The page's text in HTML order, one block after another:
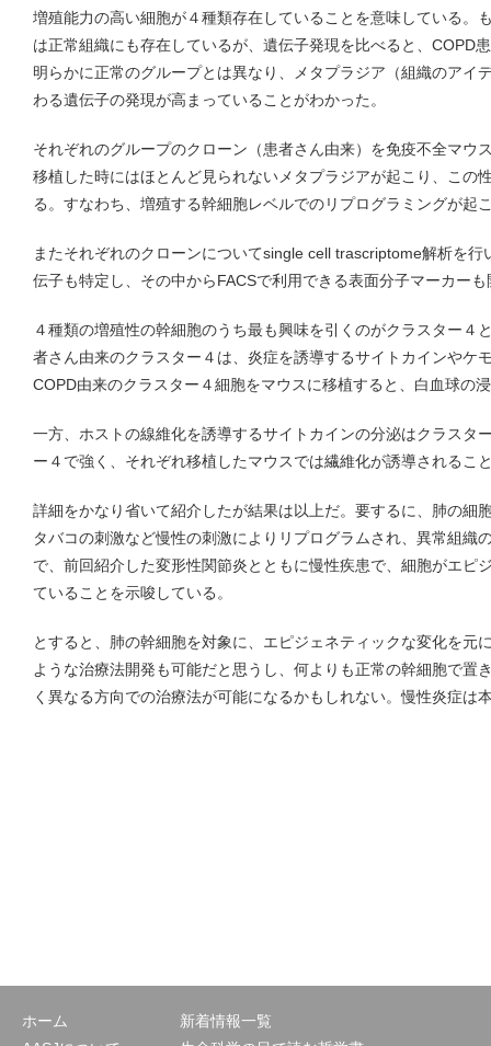
増殖能力の高い細胞が４種類存在していることを意味している。
は正常組織にも存在しているが、遺伝子発現を比べると、COPD
明らかに正常のグループとは異なり、メタプラジア（組織のアイ
わる遺伝子の発現が高まっていることがわかった。
それぞれのグループのクローン（患者さん由来）を免疫不全マウ
移植した時にはほとんど見られないメタプラジアが起こり、この
る。すなわち、増殖する幹細胞レベルでのリプログラミングが起
またそれぞれのクローンについてsingle cell trascriptome解析を
伝子も特定し、その中からFACSで利用できる表面分子マーカー
４種類の増殖性の幹細胞のうち最も興味を引くのがクラスター４
者さん由来のクラスター４は、炎症を誘導するサイトカインやケ
COPD由来のクラスター４細胞をマウスに移植すると、白血球の
一方、ホストの線維化を誘導するサイトカインの分泌はクラスタ
ー４で強く、それぞれ移植したマウスでは繊維化が誘導されるこ
詳細をかなり省いて紹介したが結果は以上だ。要するに、肺の細
タバコの刺激など慢性の刺激によりリプログラムされ、異常組織
で、前回紹介した変形性関節炎とともに慢性疾患で、細胞がエピ
ていることを示唆している。
とすると、肺の幹細胞を対象に、エピジェネティックな変化を元
ような治療法開発も可能だと思うし、何よりも正常の幹細胞で置
く異なる方向での治療法が可能になるかもしれない。慢性炎症は
ホーム
新着情報一覧